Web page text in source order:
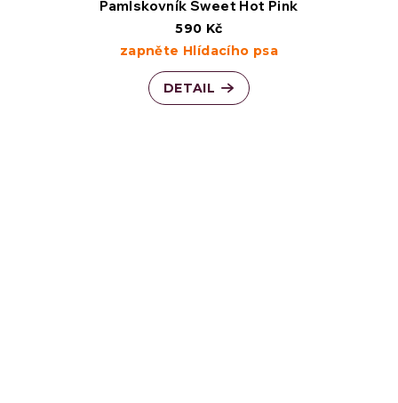
Pamlskovník Sweet Hot Pink
590 Kč
zapněte Hlídacího psa
DETAIL